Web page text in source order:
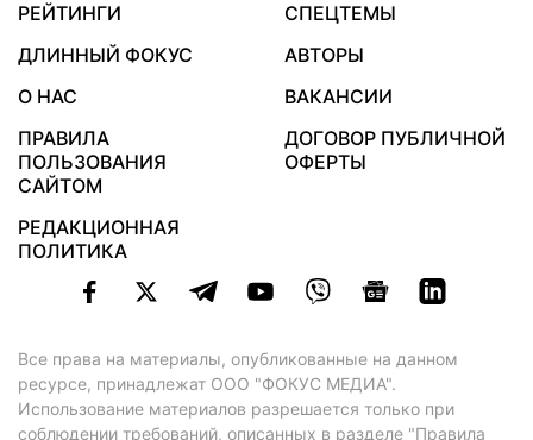
РЕЙТИНГИ
СПЕЦТЕМЫ
ДЛИННЫЙ ФОКУС
АВТОРЫ
О НАС
ВАКАНСИИ
ПРАВИЛА
ПОЛЬЗОВАНИЯ
САЙТОМ
ДОГОВОР ПУБЛИЧНОЙ
ОФЕРТЫ
РЕДАКЦИОННАЯ
ПОЛИТИКА
Все права на материалы, опубликованные на данном
ресурсе, принадлежат ООО "ФОКУС МЕДИА".
Использование материалов разрешается только при
соблюдении требований, описанных в разделе "Правила